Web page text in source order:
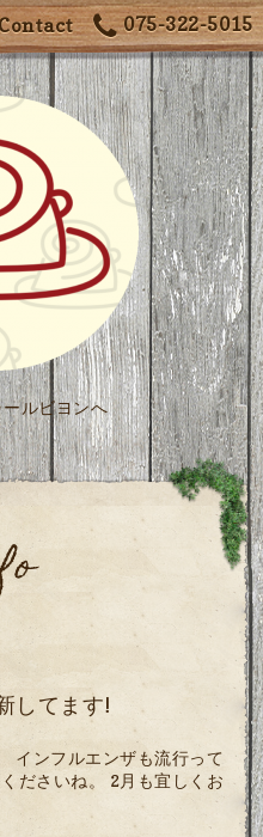
075-322-5015
Contact
ルビヨンへ
してます!
インフルエンザも流行って
ださいね。 2月も宜しくお